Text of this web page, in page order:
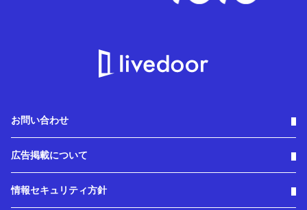
お問い合わせ
広告掲載について
情報セキュリティ方針